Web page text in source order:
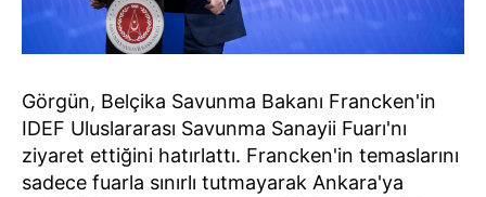
Görgün, Belçika Savunma Bakanı Francken'in
IDEF Uluslararası Savunma Sanayii Fuarı'nı
ziyaret ettiğini hatırlattı. Francken'in temaslarını
sadece fuarla sınırlı tutmayarak Ankara'ya